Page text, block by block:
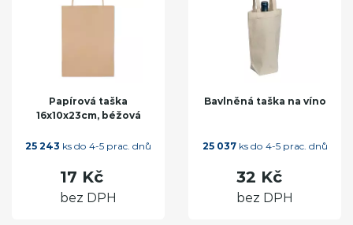
Papírová taška
16x10x23cm, béžová
25 243 ks do 4-5 prac. dnů
17 Kč
bez DPH
Bavlněná taška na víno
25 037ks do 4-5 prac. dnů
32 Kč
bez DPH